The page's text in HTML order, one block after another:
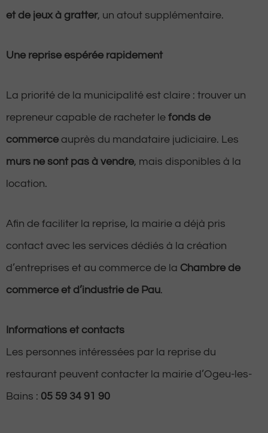
et de jeux à gratter, un atout supplémentaire.
Une reprise espérée rapidement
La priorité de la municipalité est claire : trouver un
repreneur capable de racheter le fonds de
commerce auprès du mandataire judiciaire. Les
murs ne sont pas à vendre, mais disponibles à la
location.
Afin de faciliter la reprise, la mairie a déjà pris
contact avec les services dédiés à la création
d’entreprises et au commerce de la Chambre de
commerce et d’industrie de Pau.
Informations et contacts
Les personnes intéressées par la reprise du
restaurant peuvent contacter la mairie d’Ogeu-les-
Bains : 05 59 34 91 90